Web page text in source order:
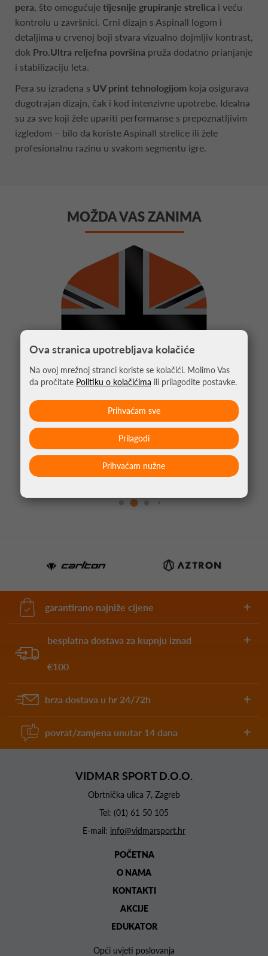
pera, što omogućuje tijesnije grupiranje strelica i veću
kontrolu u završnici. Crni dizajn s Aspinall logom i
detaljima u crvenoj boji stvara vizualno dojmljiv kontrast,
dok Pro.Ultra reljefna površina pruža dodatno prianjanje
i stabilizaciju leta.
Pera su izrađena s UV print tehnologijom koja osigurava
dugotrajan dizajn, čak i kod intenzivne upotrebe. Idealna
su za sve koji žele upariti performanse s prepoznatljivim
izgledom – bilo da koriste Aspinall strelice ili žele
profesionalnu razinu u svakom segmentu igre.
MOŽDA VAS ZANIMA
PIKADO PERA ALLIANCE UNION JACK
NARANČASTA NO2
garantirano najniže cijene
besplatna dostava za kupnju iznad
€100
brza dostava u hr 24/72h
povrat/zamjena unutar 14 dana
VIDMAR SPORT D.O.O.
Obrtnička ulica 7, Zagreb
Tel: (01) 61 50 105
E-mail: info@vidmarsport.hr
POČETNA
O NAMA
KONTAKTI
AKCIJE
EDUKATOR
Opći uvjeti poslovanja
Ova stranica upotrebljava kolačiće
Na ovoj mrežnoj stranci koriste se kolačići. Molimo Vas
da pročitate Politiku o kolačićima ili prilagodite postavke.
Prihvaćam nužne
Prilagodi
Prihvaćam sve